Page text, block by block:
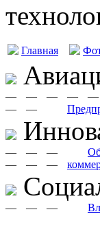
Главная
— — — — —
— —
— —
—
— — —
— — —